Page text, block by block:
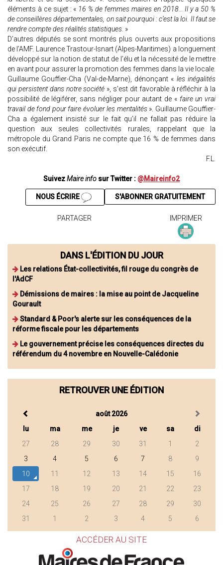
éléments à ce sujet : « 16 % de femmes maires en 2018… Il y a 50 %
de conseillères départementales, on sait pourquoi : c’est la loi. Il faut se
rendre compte des réalités statistiques. »
D’autres députés se sont montrés plus ouverts aux propositions
de l’AMF. Laurence Trastour-Isnart (Alpes-Maritimes) a longuement
développé sur la notion de statut de l’élu et la nécessité de le mettre
en avant pour assurer la promotion des femmes dans la vie locale.
Guillaume Gouffier-Cha (Val-de-Marne), dénonçant « les inégalités
qui persistent dans notre société », s’est dit favorable à réfléchir à la
possibilité de légiférer, sans négliger pour autant de « faire un vrai
travail de fond pour faire évoluer les mentalités». Guillaume Gouffier-
Cha a également insisté sur le fait qu’il ne fallait pas réduire la
question aux seules collectivités rurales, rappelant que la
métropole du Grand Paris ne compte que 16 % de femmes dans
son exécutif.
F.L.
SuivezMaire info sur Twitter : @Maireinfo2
S'ABONNER GRATUITEMENT
NOUS ÉCRIRE
PARTAGER IMPRIMER
DANS L'ÉDITION DU JOUR
Les relations État-collectivités, fil rouge du congrès de
l'AdCF
Démissions de maires : la mise au point de Jacqueline
Gourault
Standard & Poor's alerte sur les conséquences de la
réforme fiscale pour les départements
Le gouvernement précise les conséquences directes du
référendum du 4 novembre en Nouvelle-Calédonie
RETROUVER UNE ÉDITION
août 2026
lu
ma me je ve sa
di
27
28 29 30 31 1
2
3
4 5 6 7 8
9
10
11 12 13 14 15
16
17
18 19 20 21 22
23
24
25 26 27 28 29
30
31
1 2 3 4 5 6
ACCÉDER AU SITE